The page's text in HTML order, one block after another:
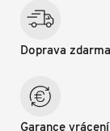
Doprava
Garance